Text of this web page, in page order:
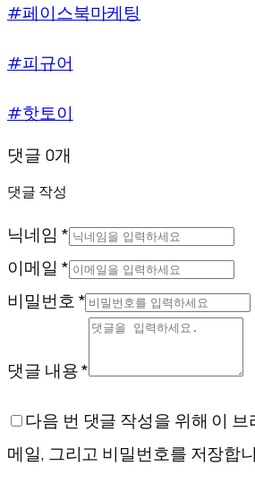
#페이스북마케팅
#피규어
#핫토이
댓글 0개
댓글 작성
닉네임 *
이메일 *
비밀번호 *
댓글 내용 *
다음 번 댓글 작성을 위해 이 브
메일, 그리고 비밀번호를 저장합